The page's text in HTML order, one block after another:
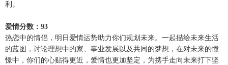
利。
爱情分数：93
热恋中的情侣，明日爱情运势助力你们规划未来。一起描绘未来生活
的蓝图，讨论理想中的家、事业发展以及共同的梦想，在对未来的憧
憬中，你们的心贴得更近，爱情也更加坚定，为携手走向未来打下坚